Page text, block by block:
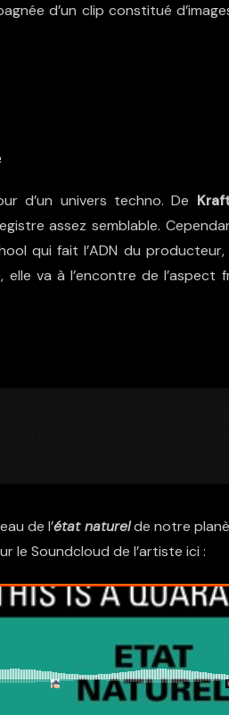
d’un clip constitué
d’un univers techno. De
assez semblable.
qui fait l’ADN du
va à l’encontre de
de l’état naturelde notre
le Soundcloud de l’artiste ici :